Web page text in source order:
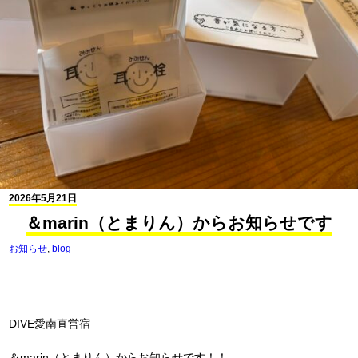
2026年5月21日
＆marin（とまりん）からお知らせです
お知らせ, blog
DIVE愛南直営宿